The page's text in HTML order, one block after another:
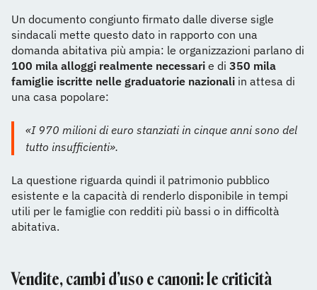
Un documento congiunto firmato dalle diverse sigle
sindacali mette questo dato in rapporto con una
domanda abitativa più ampia: le organizzazioni parlano di
100 mila alloggi realmente necessari e di 350 mila
famiglie iscritte nelle graduatorie nazionali in attesa di
una casa popolare:
«I 970 milioni di euro stanziati in cinque anni sono del
tutto insufficienti».
La questione riguarda quindi il patrimonio pubblico
esistente e la capacità di renderlo disponibile in tempi
utili per le famiglie con redditi più bassi o in difficoltà
abitativa.
Vendite, cambi d’uso e canoni: le criticità